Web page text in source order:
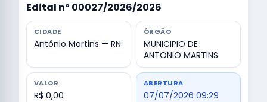
Edital nº 00027/2026/2026
CIDADE
Antônio Martins — RN
ÓRGÃO
MUNICIPIO DE
ANTONIO MARTINS
VALOR
R$ 0,00
ABERTURA
07/07/2026 09:29